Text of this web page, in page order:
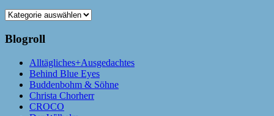
Kategorien
Blogroll
Alltägliches+Ausgedachtes
Behind Blue Eyes
Buddenbohm & Söhne
Christa Chorherr
CROCO